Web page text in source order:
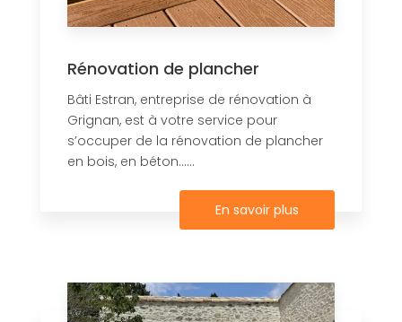
Rénovation de plancher
Bâti Estran, entreprise de rénovation à
Grignan, est à votre service pour
s’occuper de la rénovation de plancher
en bois, en béton......
En savoir plus